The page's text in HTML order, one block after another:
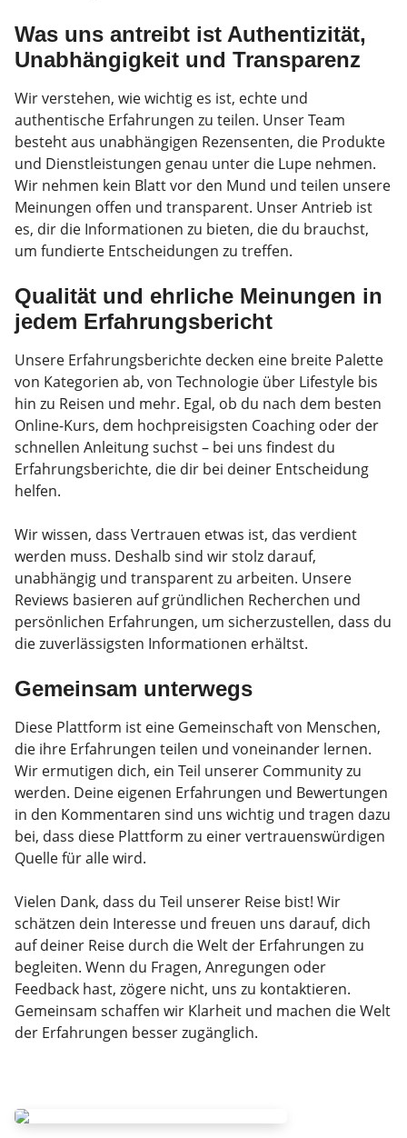
Was uns antreibt ist Authentizität,
Unabhängigkeit und Transparenz
Wir verstehen, wie wichtig es ist, echte und
authentische Erfahrungen zu teilen. Unser Team
besteht aus unabhängigen Rezensenten, die Produkte
und Dienstleistungen genau unter die Lupe nehmen.
Wir nehmen kein Blatt vor den Mund und teilen unsere
Meinungen offen und transparent. Unser Antrieb ist
es, dir die Informationen zu bieten, die du brauchst,
um fundierte Entscheidungen zu treffen.
Qualität und ehrliche Meinungen in
jedem Erfahrungsbericht
Unsere Erfahrungsberichte decken eine breite Palette
von Kategorien ab, von Technologie über Lifestyle bis
hin zu Reisen und mehr. Egal, ob du nach dem besten
Online-Kurs, dem hochpreisigsten Coaching oder der
schnellen Anleitung suchst – bei uns findest du
Erfahrungsberichte, die dir bei deiner Entscheidung
helfen.
Wir wissen, dass Vertrauen etwas ist, das verdient
werden muss. Deshalb sind wir stolz darauf,
unabhängig und transparent zu arbeiten. Unsere
Reviews basieren auf gründlichen Recherchen und
persönlichen Erfahrungen, um sicherzustellen, dass du
die zuverlässigsten Informationen erhältst.
Gemeinsam unterwegs
Diese Plattform ist eine Gemeinschaft von Menschen,
die ihre Erfahrungen teilen und voneinander lernen.
Wir ermutigen dich, ein Teil unserer Community zu
werden. Deine eigenen Erfahrungen und Bewertungen
in den Kommentaren sind uns wichtig und tragen dazu
bei, dass diese Plattform zu einer vertrauenswürdigen
Quelle für alle wird.
Vielen Dank, dass du Teil unserer Reise bist! Wir
schätzen dein Interesse und freuen uns darauf, dich
auf deiner Reise durch die Welt der Erfahrungen zu
begleiten. Wenn du Fragen, Anregungen oder
Feedback hast, zögere nicht, uns zu kontaktieren.
Gemeinsam schaffen wir Klarheit und machen die Welt
der Erfahrungen besser zugänglich.